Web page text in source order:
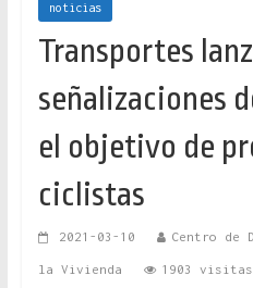
noticias
Transportes
señalizaciones
el objetivo de
ciclistas
2021-03-10 Centro de
la Vivienda 1903 visitas